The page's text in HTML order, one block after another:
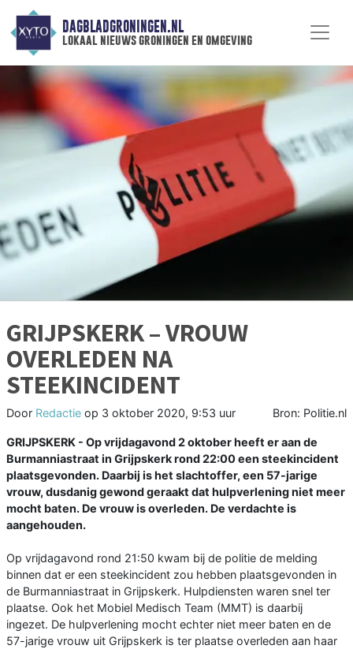
DAGBLADGRONINGEN.NL
lokaal nieuws groningen en omgeving
GRIJPSKERK – VROUW
OVERLEDEN NA
STEEKINCIDENT
Door Redactie op 3 oktober 2020, 9:53 uur Bron: Politie.nl
GRIJPSKERK - Op vrijdagavond 2 oktober heeft er aan de
Burmanniastraat in Grijpskerk rond 22:00 een steekincident
plaatsgevonden. Daarbij is het slachtoffer, een 57-jarige
vrouw, dusdanig gewond geraakt dat hulpverlening niet meer
mocht baten. De vrouw is overleden. De verdachte is
aangehouden.
Op vrijdagavond rond 21:50 kwam bij de politie de melding
binnen dat er een steekincident zou hebben plaatsgevonden in
de Burmanniastraat in Grijpskerk. Hulpdiensten waren snel ter
plaatse. Ook het Mobiel Medisch Team (MMT) is daarbij
ingezet. De hulpverlening mocht echter niet meer baten en de
57-jarige vrouw uit Grijpskerk is ter plaatse overleden aan haar